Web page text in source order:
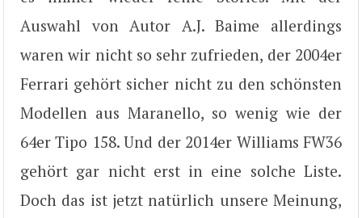
Auswahl von Autor A.J. Baime allerdings
waren wir nicht so sehr zufrieden, der 2004er
Ferrari gehört sicher nicht zu den schönsten
Modellen aus Maranello, so wenig wie der
64er Tipo 158. Und der 2014er Williams FW36
gehört gar nicht erst in eine solche Liste.
Doch das ist jetzt natürlich unsere Meinung,